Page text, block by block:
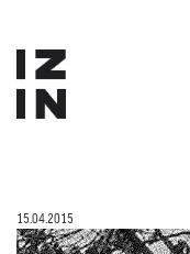
15.04.2015